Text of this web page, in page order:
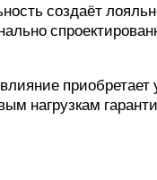
создаёт
нагрузкам